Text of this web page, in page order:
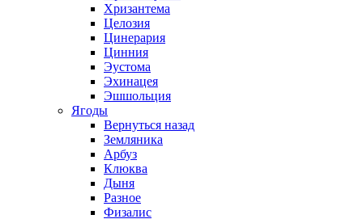
Хризантема
Целозия
Цинерария
Цинния
Эустома
Эхинацея
Эшшольция
Ягоды
Вернуться назад
Земляника
Арбуз
Клюква
Дыня
Разное
Физалис